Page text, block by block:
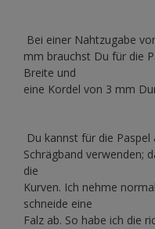
Bei einer Nahtzugabe
mm brauchst Du für die
Breite und
eine Kordel von 3 mm
Du kannst für die Paspel
Schrägband verwenden;
die
Kurven. Ich nehme
schneide eine
Falz ab. So habe ich die